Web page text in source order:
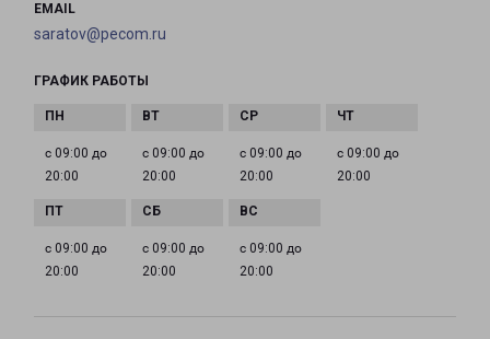
EMAIL
saratov@pecom.ru
ГРАФИК РАБОТЫ
с 09:00 до
20:00
с 09:00 до
20:00
с 09:00 до
20:00
с 09:00 до
20:00
с 09:00 до
20:00
с 09:00 до
20:00
с 09:00 до
20:00